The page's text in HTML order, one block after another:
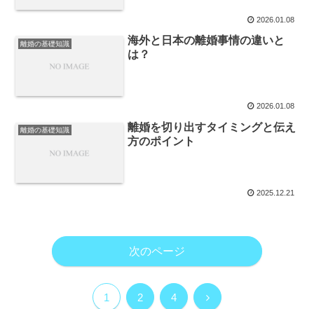
2026.01.08
離婚の基礎知識
海外と日本の離婚事情の違いと
は？
2026.01.08
離婚の基礎知識
離婚を切り出すタイミングと伝え
方のポイント
2025.12.21
次のページ
1 2 4 次